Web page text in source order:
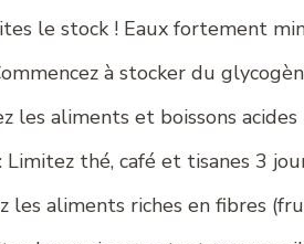
le stock ! Eaux fortement
à stocker du
les aliments et boissons
: Limitez thé, café et tisanes 3
les aliments riches en fibres